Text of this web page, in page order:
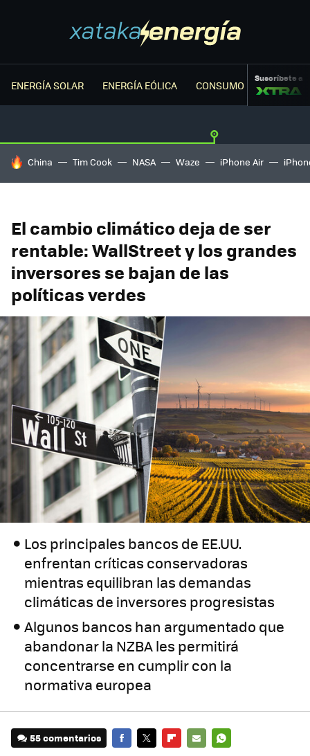
ENERGÍA SOLAR ENERGÍA EÓLICA CONSUMO ENERGÉTICO
Suscríbete a
HOY SE HABLA DE
China Tim Cook NASA Waze iPhone Air
El cambio climático deja de ser
rentable: WallStreet y los grandes
inversores se bajan de las
políticas verdes
Los principales bancos de EE.UU.
enfrentan críticas conservadoras
mientras equilibran las demandas
climáticas de inversores progresistas
Algunos bancos han argumentado que
abandonar la NZBA les permitirá
concentrarse en cumplir con la
normativa europea
55 comentarios